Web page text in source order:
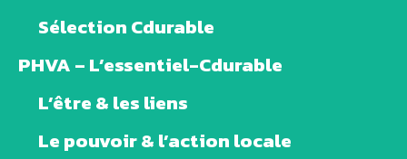
Sélection Cdurable
PHVA – L’essentiel-Cdurable
L’être & les liens
Le pouvoir & l’action locale